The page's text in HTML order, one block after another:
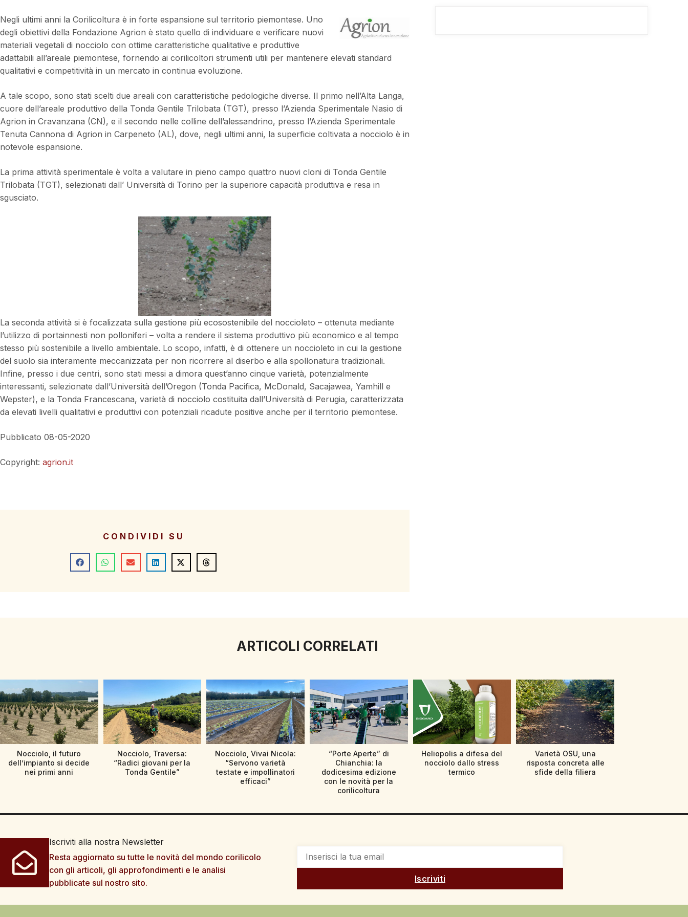
Negli ultimi anni la Corilicoltura è in forte espansione sul territorio piemontese. Uno
degli obiettivi della Fondazione Agrion è stato quello di individuare e verificare nuovi
materiali vegetali di nocciolo con ottime caratteristiche qualitative e produttive
adattabili all’areale piemontese, fornendo ai corilicoltori strumenti utili per mantenere elevati standard
qualitativi e competitività in un mercato in continua evoluzione.
A tale scopo, sono stati scelti due areali con caratteristiche pedologiche diverse. Il primo nell’Alta Langa,
cuore dell’areale produttivo della Tonda Gentile Trilobata (TGT), presso l’Azienda Sperimentale Nasio di
Agrion in Cravanzana (CN), e il secondo nelle colline dell’alessandrino, presso l’Azienda Sperimentale
Tenuta Cannona di Agrion in Carpeneto (AL), dove, negli ultimi anni, la superficie coltivata a nocciolo è in
notevole espansione.
La prima attività sperimentale è volta a valutare in pieno campo quattro nuovi cloni di Tonda Gentile
Trilobata (TGT), selezionati dall’ Università di Torino per la superiore capacità produttiva e resa in
sgusciato.
La seconda attività si è focalizzata sulla gestione più ecosostenibile del noccioleto – ottenuta mediante
l’utilizzo di portainnesti non polloniferi – volta a rendere il sistema produttivo più economico e al tempo
stesso più sostenibile a livello ambientale. Lo scopo, infatti, è di ottenere un noccioleto in cui la gestione
del suolo sia interamente meccanizzata per non ricorrere al diserbo e alla spollonatura tradizionali.
Infine, presso i due centri, sono stati messi a dimora quest’anno cinque varietà, potenzialmente
interessanti, selezionate dall’Università dell’Oregon (Tonda Pacifica, McDonald, Sacajawea, Yamhill e
Wepster), e la Tonda Francescana, varietà di nocciolo costituita dall’Università di Perugia, caratterizzata
da elevati livelli qualitativi e produttivi con potenziali ricadute positive anche per il territorio piemontese.
Pubblicato 08-05-2020
Copyright: agrion.it
CONDIVIDI SU
ARTICOLI CORRELATI
Nocciolo, il futuro
dell’impianto si decide
nei primi anni
Nocciolo, Traversa:
“Radici giovani per la
Tonda Gentile”
Nocciolo, Vivai Nicola:
“Servono varietà
testate e impollinatori
efficaci”
“Porte Aperte” di
Chianchia: la
dodicesima edizione
con le novità per la
corilicoltura
Heliopolis a difesa del
nocciolo dallo stress
termico
Varietà OSU, una
risposta concreta alle
sfide della filiera
Iscriviti alla nostra Newsletter
Resta aggiornato su tutte le novità del mondo corilicolo
con gli articoli, gli approfondimenti e le analisi
pubblicate sul nostro sito.
Iscriviti